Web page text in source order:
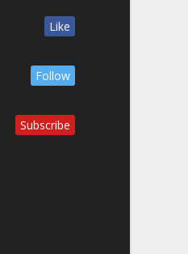
Like
Follow
Subscribe